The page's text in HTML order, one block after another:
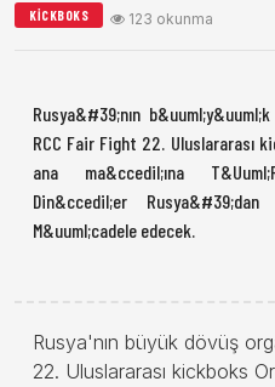
KICKBOKS 123 okunma
Rusya&#39;nın
RCC Fair Fight 22. Uluslararası
ana ma&ccedil;ına
Din&ccedil;er
M&uuml;cadele edecek.
Rusya'nın büyük dövüş
22. Uluslararası kickboks